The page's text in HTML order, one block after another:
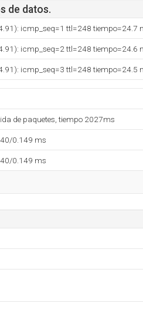
de datos.
icmp_seq=1 ttl=248 tiempo=24.7
icmp_seq=2 ttl=248 tiempo=24.6
icmp_seq=3 ttl=248 tiempo=24.5
de paquetes, tiempo 2027ms
0.149 ms
0.149 ms